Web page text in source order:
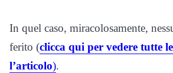
In quel caso, miracolosamente,
ferito (clicca qui per vedere tutte
l’articolo).